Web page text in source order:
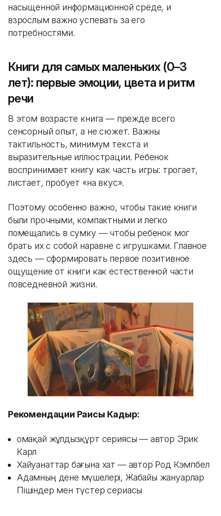
насыщенной информационной среде, и
взрослым важно успевать за его
потребностями.
Книги для самых маленьких (0–3
лет): первые эмоции, цвета и ритм
речи
В этом возрасте книга — прежде всего
сенсорный опыт, а не сюжет. Важны
тактильность, минимум текста и
выразительные иллюстрации. Ребенок
воспринимает книгу как часть игры: трогает,
листает, пробует «на вкус».
Поэтому особенно важно, чтобы такие книги
были прочными, компактными и легко
помещались в сумку — чтобы ребенок мог
брать их с собой наравне с игрушками. Главное
здесь — сформировать первое позитивное
ощущение от книги как естественной части
повседневной жизни.
Рекомендации Раисы Кадыр:
Қомақай жұлдызқұрт сериясы — автор Эрик
Карл
Хайуанаттар бағына хат — автор Род Кэмпбел
Адамның дене мүшелері, Жабайы жануарлар
Пішіндер мен түстер сериасы